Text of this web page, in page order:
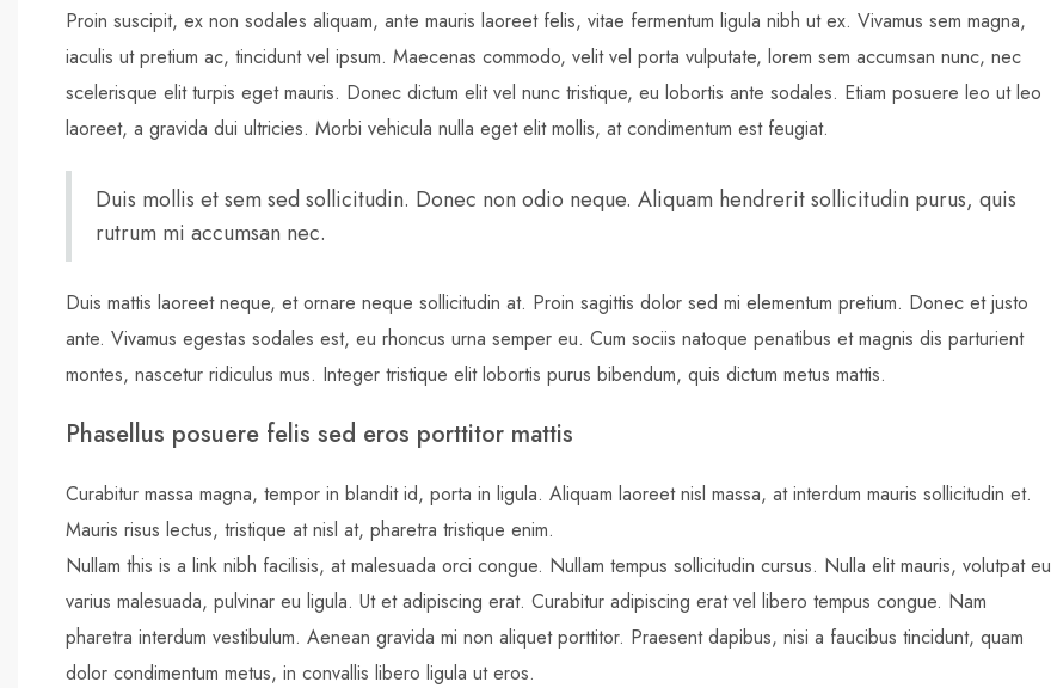
Proin suscipit, ex non sodales aliquam, ante mauris laoreet felis, vitae fermentum ligula nibh ut ex. Vivamus sem magna,
iaculis ut pretium ac, tincidunt vel ipsum. Maecenas commodo, velit vel porta vulputate, lorem sem accumsan nunc, nec
scelerisque elit turpis eget mauris. Donec dictum elit vel nunc tristique, eu lobortis ante sodales. Etiam posuere leo ut leo
laoreet, a gravida dui ultricies. Morbi vehicula nulla eget elit mollis, at condimentum est feugiat.
Duis mollis et sem sed sollicitudin. Donec non odio neque. Aliquam hendrerit sollicitudin purus, quis
rutrum mi accumsan nec.
Duis mattis laoreet neque, et ornare neque sollicitudin at. Proin sagittis dolor sed mi elementum pretium. Donec et justo
ante. Vivamus egestas sodales est, eu rhoncus urna semper eu. Cum sociis natoque penatibus et magnis dis parturient
montes, nascetur ridiculus mus. Integer tristique elit lobortis purus bibendum, quis dictum metus mattis.
Phasellus posuere felis sed eros porttitor mattis
Curabitur massa magna, tempor in blandit id, porta in ligula. Aliquam laoreet nisl massa, at interdum mauris sollicitudin et.
Mauris risus lectus, tristique at nisl at, pharetra tristique enim.
Nullam this is a link nibh facilisis, at malesuada orci congue. Nullam tempus sollicitudin cursus. Nulla elit mauris, volutpat eu
varius malesuada, pulvinar eu ligula. Ut et adipiscing erat. Curabitur adipiscing erat vel libero tempus congue. Nam
pharetra interdum vestibulum. Aenean gravida mi non aliquet porttitor. Praesent dapibus, nisi a faucibus tincidunt, quam
dolor condimentum metus, in convallis libero ligula ut eros.